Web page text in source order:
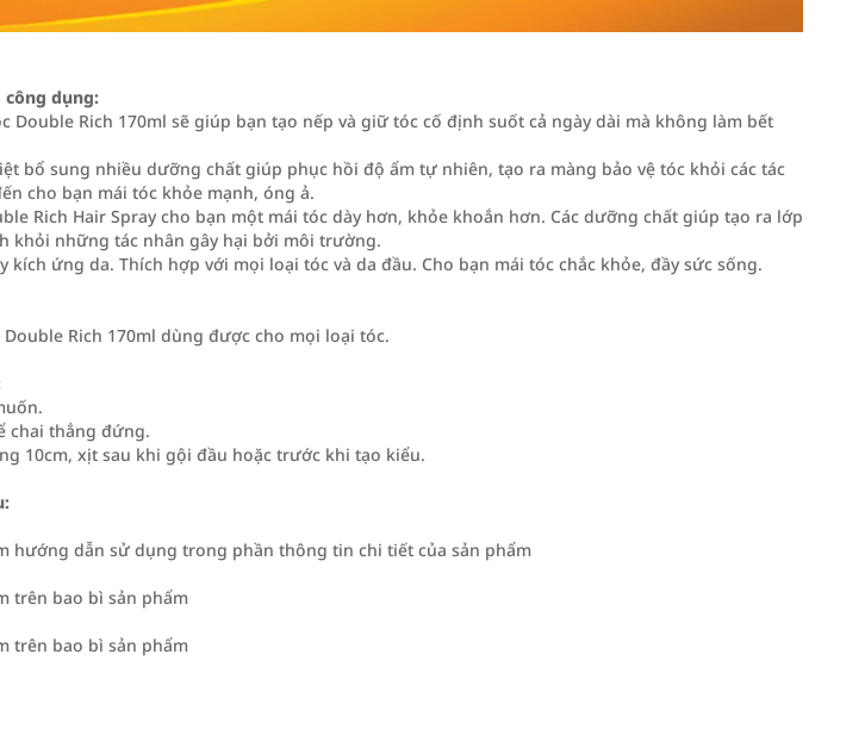
công dụng:
Double Rich 170ml sẽ giúp bạn tạo nếp và giữ tóc cố định suốt cả ngày dài mà không làm bết
bổ sung nhiều dưỡng chất giúp phục hồi độ ẩm tự nhiên, tạo ra màng bảo vệ tóc khỏi các tác
cho bạn mái tóc khỏe mạnh, óng ả.
Rich Hair Spray cho bạn một mái tóc dày hơn, khỏe khoắn hơn. Các dưỡng chất giúp tạo ra lớp
khỏi những tác nhân gây hại bởi môi trường.
kích ứng da. Thích hợp với mọi loại tóc và da đầu. Cho bạn mái tóc chắc khỏe, đầy sức sống.
Double Rich 170ml dùng được cho mọi loại tóc.
chai thẳng đứng.
10cm, xịt sau khi gội đầu hoặc trước khi tạo kiểu.
hướng dẫn sử dụng trong phần thông tin chi tiết của sản phẩm
trên bao bì sản phẩm
trên bao bì sản phẩm